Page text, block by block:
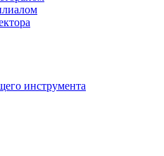
инструмента